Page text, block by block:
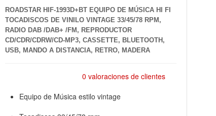
ROADSTAR HIF-1993D+BT EQUIPO DE MÚSICA HI FI
TOCADISCOS DE VINILO VINTAGE 33/45/78 RPM,
RADIO DAB /DAB+ /FM, REPRODUCTOR
CD/CDR/CDRW/CD-MP3, CASSETTE, BLUETOOTH,
USB, MANDO A DISTANCIA, RETRO, MADERA
0 valoraciones de clientes
Equipo de Música estilo vintage